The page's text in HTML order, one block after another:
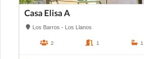
Casa Elisa A
Los Barros - Los Llanos
2 1 1